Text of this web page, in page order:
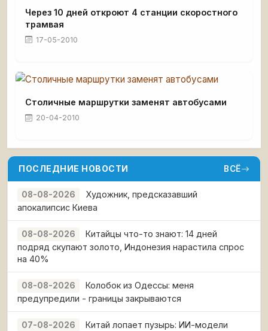
Через 10 дней откроют 4 станции скоростного
трамвая
17-05-2010
Столичные маршрутки заменят автобусами
20-04-2010
ПОСЛЕДНИЕ НОВОСТИ ВСЁ
08-08-2026
Художник, предсказавший
апокалипсис Киева
08-08-2026
Китайцы что-то знают: 14 дней
подряд скупают золото, Индонезия нарастила спрос
на 40%
08-08-2026
Колобок из Одессы: меня
предупредили - границы закрываются
07-08-2026
Китай лопает пузырь: ИИ-модели